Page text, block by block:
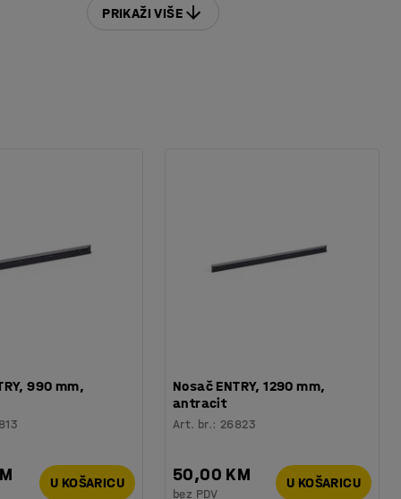
PRIKAŽI VIŠE
990 mm,
U KOŠARICU
Nosač ENTRY, 1290 mm,
antracit
Art. br.: 26823
50,00 KM
bez PDV
U KOŠARICU